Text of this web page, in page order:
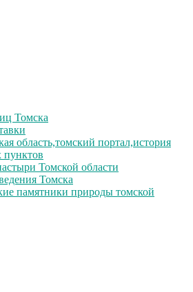
Томска
область,томский портал,история
пунктов
Томской области
Томска
памятники природы томской